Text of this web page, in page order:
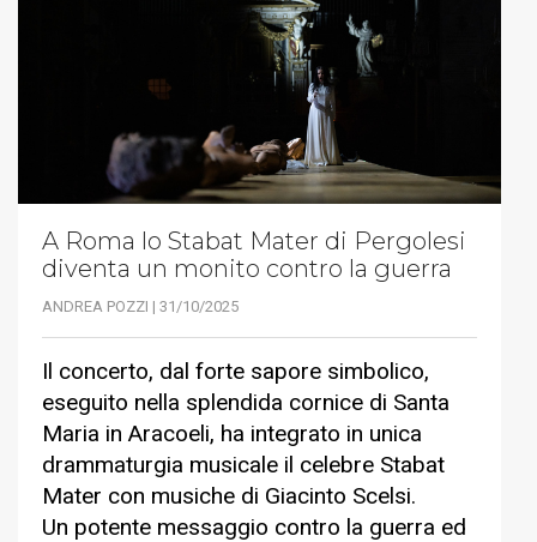
A Roma lo Stabat Mater di Pergolesi
diventa un monito contro la guerra
ANDREA POZZI | 31/10/2025
Il concerto, dal forte sapore simbolico,
eseguito nella splendida cornice di Santa
Maria in Aracoeli, ha integrato in unica
drammaturgia musicale il celebre Stabat
Mater con musiche di Giacinto Scelsi.
Un potente messaggio contro la guerra ed